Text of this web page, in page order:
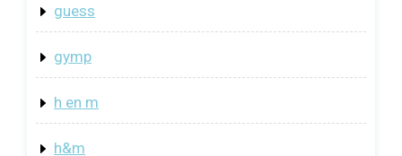
guess
gymp
h en m
h&m